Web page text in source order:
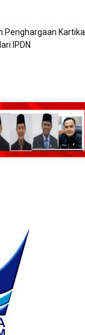
Penghargaan Kartika
IPDN